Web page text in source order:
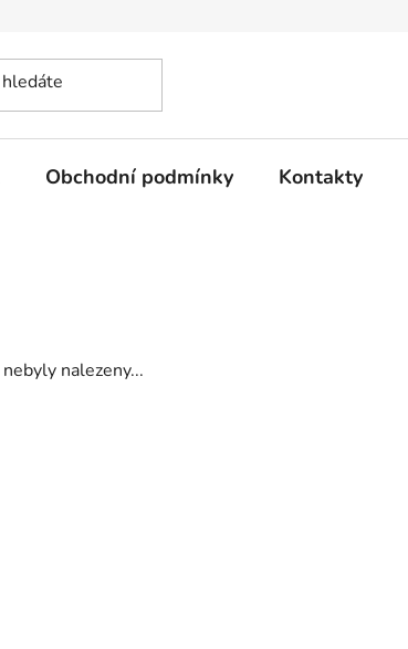
Obchodní podmínky Kontakty
nebyly nalezeny...